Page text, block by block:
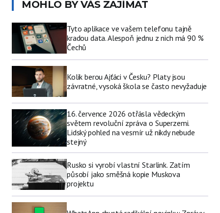
MOHLO BY VÁS ZAJÍMAT
Tyto aplikace ve vašem telefonu tajně
kradou data. Alespoň jednu z nich má 90 %
Čechů
Kolik berou Ajťáci v Česku? Platy jsou
závratné, vysoká škola se často nevyžaduje
16. července 2026 otřásla vědeckým
světem revoluční zpráva o Superzemi.
Lidský pohled na vesmír už nikdy nebude
stejný
Rusko si vyrobí vlastní Starlink. Zatím
působí jako směšná kopie Muskova
projektu